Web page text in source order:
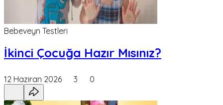
Bebeveyn Testleri
İkinci Çocuğa Hazır Mısınız?
12 Haziran 2026 3 0